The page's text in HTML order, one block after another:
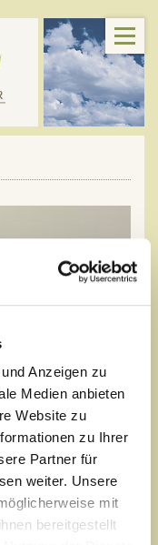
Anzeigen zu
Medien anbieten
Website zu
zu Ihrer
Partner für
weiter. Unsere
mit
bereitgestellt